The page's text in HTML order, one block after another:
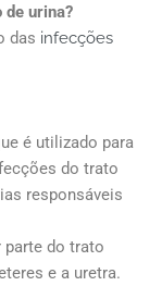
urina?
das infecções
é utilizado para
do trato
responsáveis
parte do trato
e a uretra.